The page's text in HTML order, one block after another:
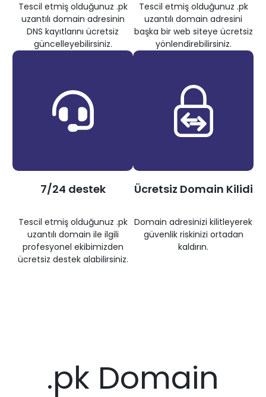
Tescil etmiş olduğunuz .pk
uzantılı domain adresinin
DNS kayıtlarını ücretsiz
güncelleyebilirsiniz.
Tescil etmiş olduğunuz .pk
uzantılı domain adresini
başka bir web siteye ücretsiz
yönlendirebilirsiniz.
7/24 destek
Tescil etmiş olduğunuz .pk
uzantılı domain ile ilgili
profesyonel ekibimizden
ücretsiz destek alabilirsiniz.
Ücretsiz Domain Kilidi
Domain adresinizi kilitleyerek
güvenlik riskinizi ortadan
kaldırın.
.pk Domain